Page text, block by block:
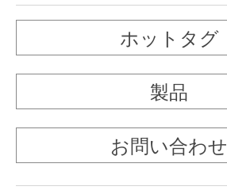
ホットタグ
製品
お問い合わせ